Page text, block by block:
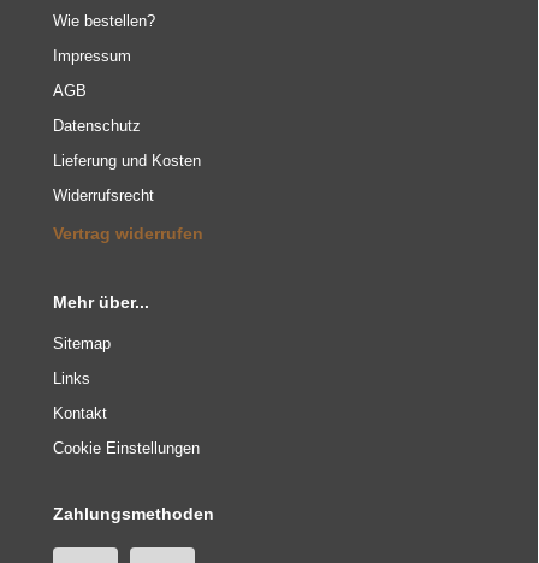
Wie bestellen?
Impressum
AGB
Datenschutz
Lieferung und Kosten
Widerrufsrecht
Vertrag widerrufen
Mehr über...
Sitemap
Links
Kontakt
Cookie Einstellungen
Zahlungsmethoden